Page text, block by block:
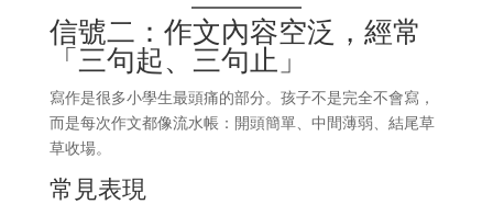
信號二：作文內容空泛，經常
「三句起、三句止」
寫作是很多小學生最頭痛的部分。孩子不是完全不會寫，
而是每次作文都像流水帳：開頭簡單、中間薄弱、結尾草
草收場。
常見表現